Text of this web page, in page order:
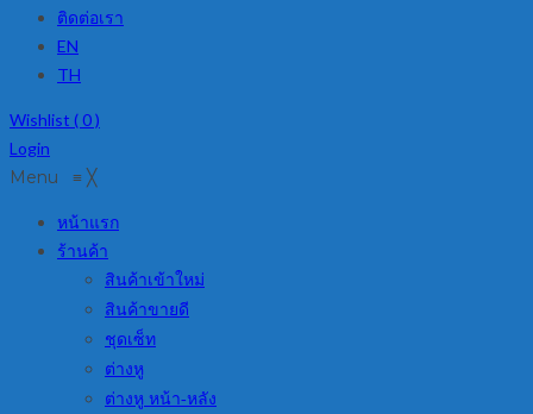
ติดต่อเรา
EN
TH
Wishlist (0)
Login
Menu ≡ ╳
หน้าแรก
ร้านค้า
สินค้าเข้าใหม่
สินค้าขายดี
ชุดเซ็ท
ต่างหู
ต่างหู หน้า-หลัง